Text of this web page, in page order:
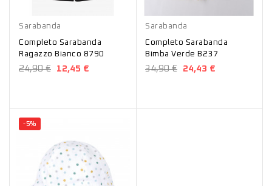
Sarabanda
Completo Sarabanda
Ragazzo Bianco 8790
24,90 € 12,45 €
Sarabanda
Completo Sarabanda
Bimba Verde B237
34,90 € 24,43 €
-5%